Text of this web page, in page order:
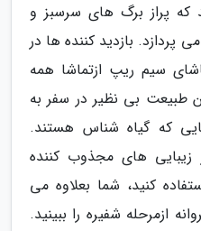
که پراز برگ های سرسبز و
بازدید کننده ها در
سیم ریپ ازتماشا همه
طبیعت بی نظیر در سفر به
که گیاه شناس هستند.
زیبایی های مجذوب کننده
کنید، شما بعلاوه می
ازمرحله شفیره را ببینید.